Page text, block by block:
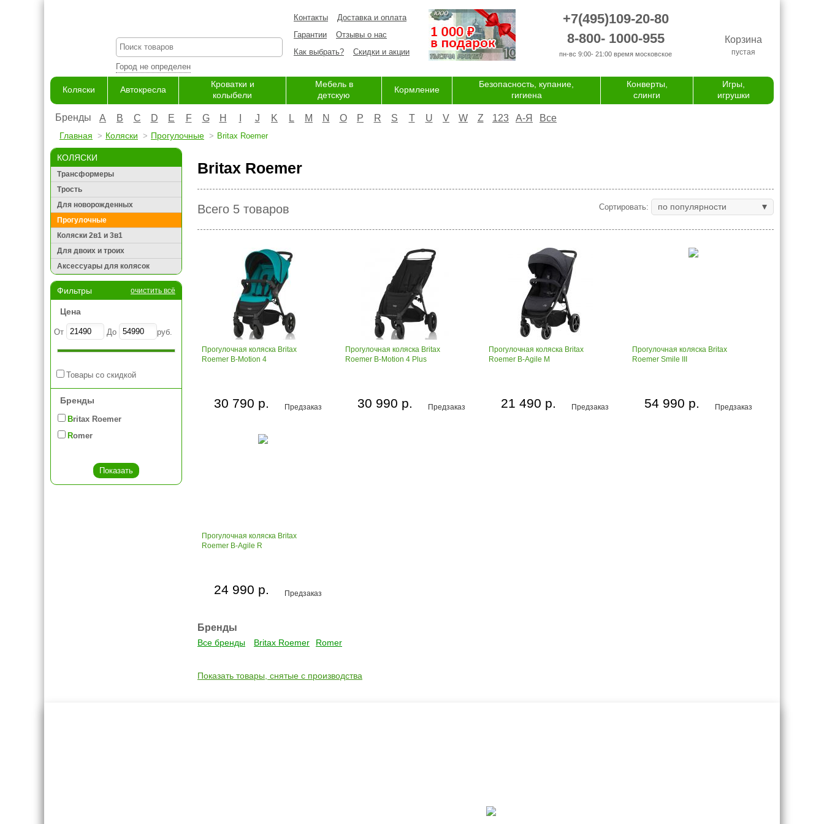
Город не определен
Контакты
Доставка и оплата
Гарантии
Отзывы о нас
Как выбрать?
Скидки и акции
+7(495)109-20-80
8-800- 1000-955
пн-вс 9:00- 21:00 время московское
Корзина
пустая
Коляски Автокресла
Кроватки и
колыбели
Мебель в
детскую
Кормление
Безопасность, купание,
гигиена
Конверты,
слинги
Игры,
игрушки
Бренды A B C D E F G H J K L M N O P R S T U V W Z 123 А-Я Все
Главная Коляски Прогулочные Britax Roemer
КОЛЯСКИ
Трансформеры
Трость
Для новорожденных
Прогулочные
Коляски 2в1 и 3в1
Для двоих и троих
Аксессуары для колясок
Фильтры очистить всё
Цена
От До руб.
Товары со скидкой
Бренды
Britax Roemer
Romer
Britax Roemer
Всего 5 товаров Сортировать: по популярности
Прогулочная коляска Britax
Roemer B-Motion 4
Предзаказ
30 790 р.
Прогулочная коляска Britax
Roemer B-Motion 4 Plus
Предзаказ
30 990 р.
Прогулочная коляска Britax
Roemer B-Agile M
Предзаказ
21 490 р.
Прогулочная коляска Britax
Roemer Smile III
Предзаказ
54 990 р.
Прогулочная коляска Britax
Roemer B-Agile R
Предзаказ
24 990 р.
Бренды
Все бренды Britax Roemer Romer
Показать товары, снятые с производства